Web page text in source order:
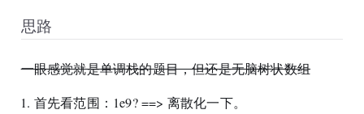
思路
一眼感觉就是单调栈的题目，但还是无脑树状数组
首先看范围：1e9? ==> 离散化一下。